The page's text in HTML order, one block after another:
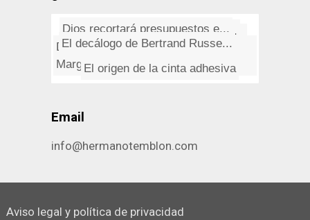
¿Por qué las mujeres no est�...
Boston: Hitch A Ride
Las olvidadas guerras de Amér...
Prejuicios
Aranjuez
Secondigliano, el barrio más ...
De MEMORIAS DE ADRIANO,
Margue...
Dios recortará presupuestos e...
El origen de la cinta adhesiva
El decálogo de Bertrand Russe...
Email
info@hermanotemblon.com
Aviso legal y política de privacidad